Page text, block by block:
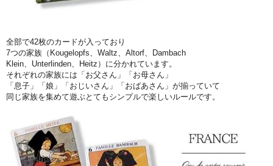
全部で42枚のカードが入っており
7つの家族（Kougelopfs、Waltz、Altorf、Dambach
Klein、Unterlinden、Heitz）に分かれています。
それぞれの家族には「お父さん」「お母さん」
「息子」「娘」「おじいさん」「おばあさん」が揃っていて
同じ家族を集めて遊ぶとてもシンプルで楽しいルールです。